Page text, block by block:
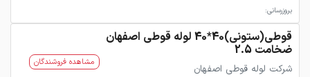
بروزرسانی:
قوطی(ستونی)40*40 لوله قوطی اصفهان
ضخامت 2.5
شرکت لوله قوطی اصفهان مشاهده فروشندگان